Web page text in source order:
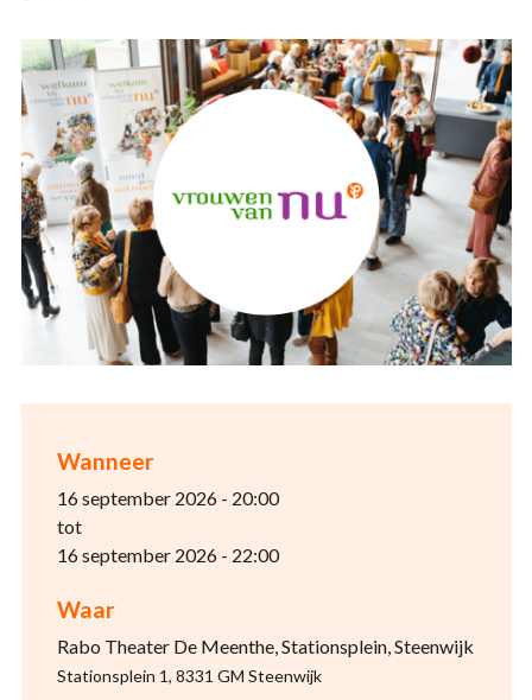
Wanneer
16 september 2026 - 20:00
tot
16 september 2026 - 22:00
Waar
Rabo Theater De Meenthe, Stationsplein, Steenwijk
Stationsplein 1, 8331 GM Steenwijk